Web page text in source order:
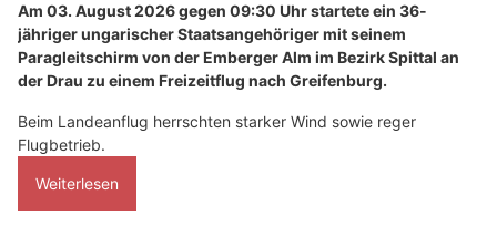
Am 03. August 2026 gegen 09:30 Uhr startete ein 36-
jähriger ungarischer Staatsangehöriger mit seinem
Paragleitschirm von der Emberger Alm im Bezirk Spittal an
der Drau zu einem Freizeitflug nach Greifenburg.
Beim Landeanflug herrschten starker Wind sowie reger
Flugbetrieb.
Weiterlesen